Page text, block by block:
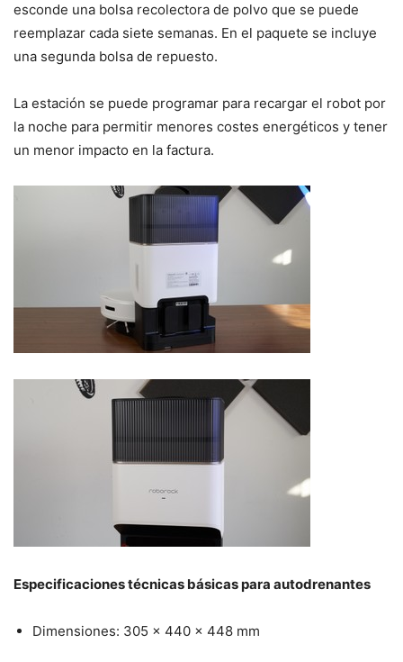
esconde una bolsa recolectora de polvo que se puede
reemplazar cada siete semanas. En el paquete se incluye
una segunda bolsa de repuesto.
La estación se puede programar para recargar el robot por
la noche para permitir menores costes energéticos y tener
un menor impacto en la factura.
Especificaciones técnicas básicas para autodrenantes
Dimensiones: 305 x 440 x 448 mm